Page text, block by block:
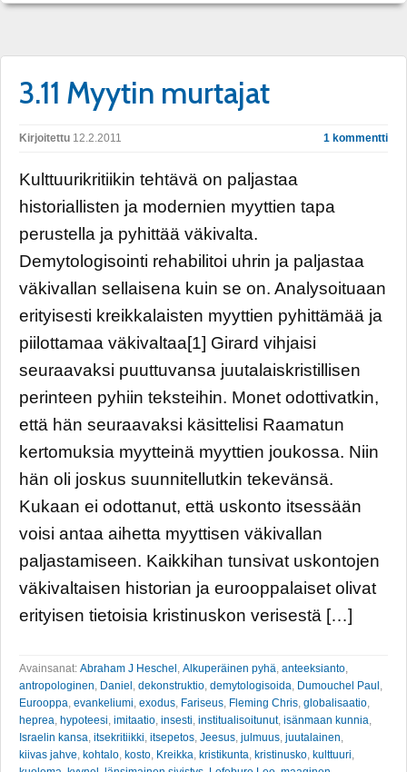
3.11 Myytin murtajat
Kirjoitettu 12.2.2011 1 kommentti
Kulttuurikritiikin tehtävä on paljastaa
historiallisten ja modernien myyttien tapa
perustella ja pyhittää väkivalta.
Demytologisointi rehabilitoi uhrin ja paljastaa
väkivallan sellaisena kuin se on. Analysoituaan
erityisesti kreikkalaisten myyttien pyhittämää ja
piilottamaa väkivaltaa[1] Girard vihjaisi
seuraavaksi puuttuvansa juutalaiskristillisen
perinteen pyhiin teksteihin. Monet odottivatkin,
että hän seuraavaksi käsittelisi Raamatun
kertomuksia myytteinä myyttien joukossa. Niin
hän oli joskus suunnitellutkin tekevänsä.
Kukaan ei odottanut, että uskonto itsessään
voisi antaa aihetta myyttisen väkivallan
paljastamiseen. Kaikkihan tunsivat uskontojen
väkivaltaisen historian ja eurooppalaiset olivat
erityisen tietoisia kristinuskon verisestä […]
Avainsanat: Abraham J Heschel , Alkuperäinen pyhä, anteeksianto,
antropologinen, Daniel , dekonstruktio, demytologisoida, Dumouchel Paul ,
Eurooppa, evankeliumi, exodus, Fariseus, Fleming Chris, globalisaatio,
heprea, hypoteesi, imitaatio, insesti, institualisoitunut, isänmaan kunnia,
Israelin kansa, itsekritiikki, itsepetos, Jeesus, julmuus, juutalainen,
kiivas jahve, kohtalo, kosto, Kreikka, kristikunta, kristinusko, kulttuuri,